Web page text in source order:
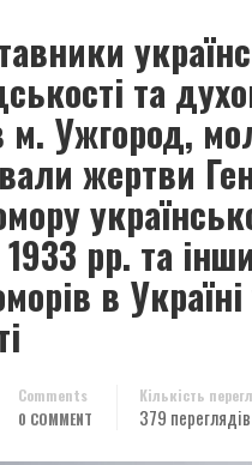
та
Ужгород,
жертви
рр. та
в
Comments
0 COMMENT
Кількість
379 переглядів